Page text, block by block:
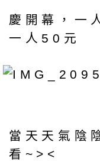
慶開幕，一
一人50元
當天天氣陰
看~><